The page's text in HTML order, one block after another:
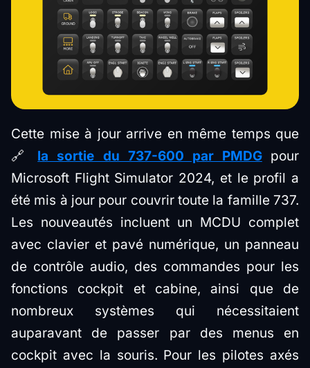
Cette mise à jour arrive en même temps que
🔗 la sortie du 737-600 par PMDGpour
Microsoft Flight Simulator 2024, et le profil a
été mis à jour pour couvrir toute la famille 737.
Les nouveautés incluent un MCDU complet
avec clavier et pavé numérique, un panneau
de contrôle audio, des commandes pour les
fonctions cockpit et cabine, ainsi que de
nombreux systèmes qui nécessitaient
auparavant de passer par des menus en
cockpit avec la souris. Pour les pilotes axés